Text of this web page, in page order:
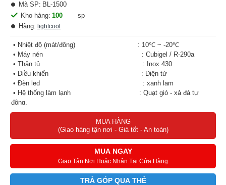
Kho hàng: 100
sp
Hãng: lightcool
Mã SP: BL-1500
• Nhiệt độ (mát/đông) : 10℃ ~ -20℃
• Máy nén : Cubigel / R-290a
• Thân tủ : Inox 430
• Điều khiển : Điện tử
• Đèn led : xanh lam
• Hệ thống làm lạnh : Quạt gió - xả đá tự
động.
• Kích thước (D*R*C) : 1500*750*800mm
MUA HÀNG
(Giao hàng tận nơi - Giá tốt - An toàn)
MUA NGAY
Giao Tận Nơi Hoặc Nhận Tại Cửa Hàng
TRẢ GÓP QUA THẺ